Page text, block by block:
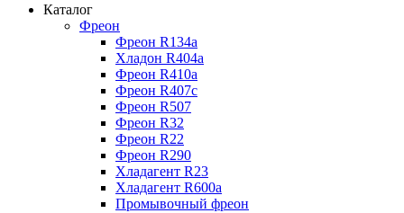
Каталог
Фреон
Фреон R134a
Хладон R404a
Фреон R410a
Фреон R407с
Фреон R507
Фреон R32
Фреон R22
Фреон R290
Хладагент R23
Хладагент R600a
Промывочный фреон